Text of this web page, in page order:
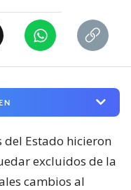
Estado hicieron
excluidos de la
cambios al